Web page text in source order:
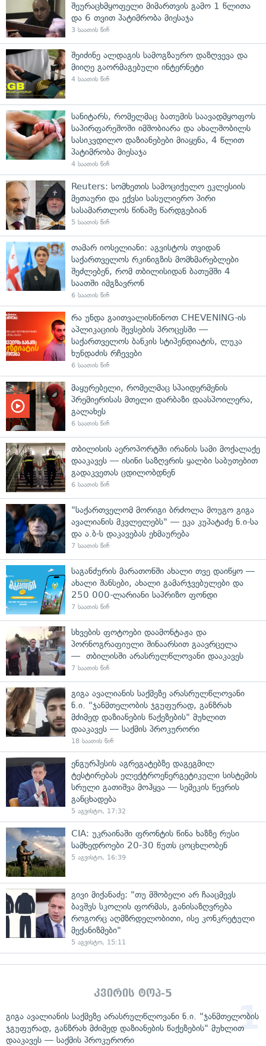
შეურაცხმყოფელი მიმართვის გამო 1 წლითა
და 6 თვით პატიმრობა მიესაჯა
3 საათის წინ
შეიძინე ალდაგის სამოგზაურო დაზღვევა და
მიიღე გაორმაგებული ინტერნეტი
4 საათის წინ
სანიტარს, რომელმაც ბათუმის საავადმყოფოს
საპირფარეშოში იმშობიარა და ახალშობილს
სასიკვდილო დაზიანებები მიაყენა, 4 წლით
პატიმრობა მიესაჯა
4 საათის წინ
Reuters: სომხეთის სამოციქულო ეკლესიის
მეთაური და ექვსი სასულიერო პირი
სასამართლოს წინაშე წარდგებიან
5 საათის წინ
თამარ იოსელიანი: აგვისტოს თვიდან
საქართველოს რკინიგზის მომხმარებლები
შეძლებენ, რომ თბილისიდან ბათუმში 4
საათში იმგზავრონ
6 საათის წინ
რა უნდა გაითვალისწინოთ CHEVENING-ის
აპლიკაციის შევსების პროცესში —
საქართველოს ბანკის სტიპენდიატის, ლუკა
ხუნდაძის რჩევები
6 საათის წინ
მაყურებელი, რომელმაც სპაიდერმენის
პრემიერისას მთელი დარბაზი დაასპოილერა,
გალახეს
6 საათის წინ
თბილისის აეროპორტში ირანის სამი მოქალაქე
დააკავეს — ისინი საზღვრის ყალბი საბუთებით
გადაკვეთას ცდილობდნენ
6 საათის წინ
"საქართველომ მორიგი ბრძოლა მოუგო გიგა
ავალიანის მკვლელებს" — ეკა კუპატაძე ნ.ი-სა
და ა.ბ-ს დაკავებას ეხმაურება
7 საათის წინ
საგანძურის მარათონში ახალი თვე დაიწყო —
ახალი შანსები, ახალი გამარჯვებულები და
250 000-ლარიანი საპრიზო ფონდი
7 საათის წინ
სხვების ფოტოები დაამონტაჟა და
პორნოგრაფიული შინაარსით გაავრცელა
— თბილისში არასრულწლოვანი დააკავეს
7 საათის წინ
გიგა ავალიანის საქმეზე არასრულწლოვანი
ნ.ი. "ჯანმთელობის ჯგუფურად, განზრახ
მძიმედ დაზიანების წაქეზების" მუხლით
დააკავეს — საქმის პროკურორი
18 საათის წინ
ენგურჰესის აგრეგატებზე დაგეგმილ
ტესტირებას ელექტროენერგეტიკული სისტემის
სრული გათიშვა მოჰყვა — სემეკის წევრის
განცხადება
5 აგვისტო, 17:32
CIA: უკრაინაში ფრონტის წინა ხაზზე რუსი
სამხედროები 20-30 წუთს ცოცხლობენ
5 აგვისტო, 16:39
გივი მიქანაძე: "თუ მშობელი არ ჩააცმევს
ბავშვს სკოლის ფორმას, განისაზღვრება
როგორც აღმზრდელობითი, ისე კონკრეტული
მექანიზმები"
5 აგვისტო, 15:11
კვირის ტოპ-5
გიგა ავალიანის საქმეზე არასრულწლოვანი ნ.ი. "ჯანმთელობის
ჯგუფურად, განზრახ მძიმედ დაზიანების წაქეზების" მუხლით
დააკავეს — საქმის პროკურორი